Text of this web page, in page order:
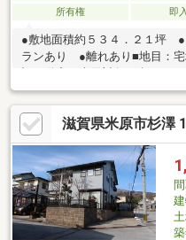
所有権
即
●敷地面積約５３４．２１坪
ランあり ●離れあり■地目：
年１０月築 ５６．４㎡ ■築
るものです（明治３６年月不
６年１月と表示がありますが、
表示となっております。■駐車
る。）■その他制限／特定用途
滋賀県米原市杉澤